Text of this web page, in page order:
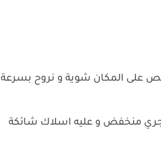
على المكان شوية و نروح بسرعة
منخفض و عليه اسلاك شائكة